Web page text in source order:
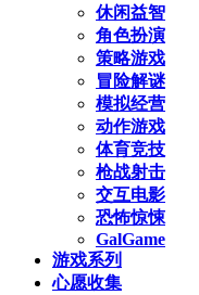
休闲益智
角色扮演
策略游戏
冒险解谜
模拟经营
动作游戏
体育竞技
枪战射击
交互电影
恐怖惊悚
GalGame
游戏系列
心愿收集